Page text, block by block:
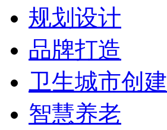
规划设计
品牌打造
卫生城市创建
智慧养老